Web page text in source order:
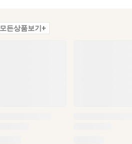
모든상품보기+